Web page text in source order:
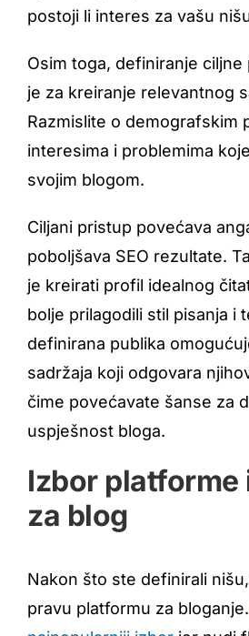
postoji li interes za vašu
Osim toga, definiranje ciljne
je za kreiranje relevantnog
Razmislite o demografskim
interesima i problemima
svojim blogom.
Ciljani pristup povećava
poboljšava SEO rezultate.
je kreirati profil idealnog
bolje prilagodili stil pisanja i
definirana publika
sadržaja koji odgovara
čime povećavate šanse za
uspješnost bloga.
Izbor platforme
za blog
Nakon što ste definirali
pravu platformu za bloganje.